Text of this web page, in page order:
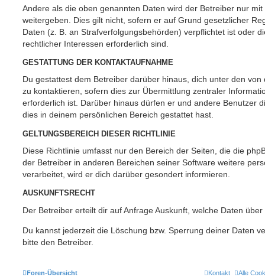
Andere als die oben genannten Daten wird der Betreiber nur
weitergeben. Dies gilt nicht, sofern er auf Grund gesetzlicher
Daten (z. B. an Strafverfolgungsbehörden) verpflichtet ist oder
rechtlicher Interessen erforderlich sind.
GESTATTUNG DER KONTAKTAUFNAHME
Du gestattest dem Betreiber darüber hinaus, dich unter den
zu kontaktieren, sofern dies zur Übermittlung zentraler
erforderlich ist. Darüber hinaus dürfen er und andere Benutzer
dies in deinem persönlichen Bereich gestattet hast.
GELTUNGSBEREICH DIESER RICHTLINIE
Diese Richtlinie umfasst nur den Bereich der Seiten, die die
der Betreiber in anderen Bereichen seiner Software weitere
verarbeitet, wird er dich darüber gesondert informieren.
AUSKUNFTSRECHT
Der Betreiber erteilt dir auf Anfrage Auskunft, welche Daten
Du kannst jederzeit die Löschung bzw. Sperrung deiner Daten
bitte den Betreiber.
Foren-Übersicht Alle
Kontakt